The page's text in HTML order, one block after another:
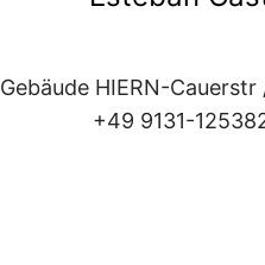
Gebäude HIERN-Cauerstr
+49 9131-